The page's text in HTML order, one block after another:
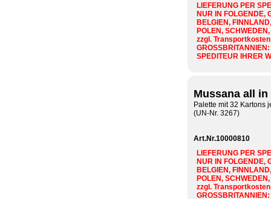
LIEFERUNG PER
NUR IN FOLGENDE,
BELGIEN,
POLEN,
zzgl. Transportkosten
SPEDITEUR IHRER
Mussana all
Palette mit 32 Kartons
(UN-Nr. 3267)
Art.Nr.10000810
LIEFERUNG PER
NUR IN FOLGENDE,
BELGIEN,
POLEN,
zzgl. Transportkosten